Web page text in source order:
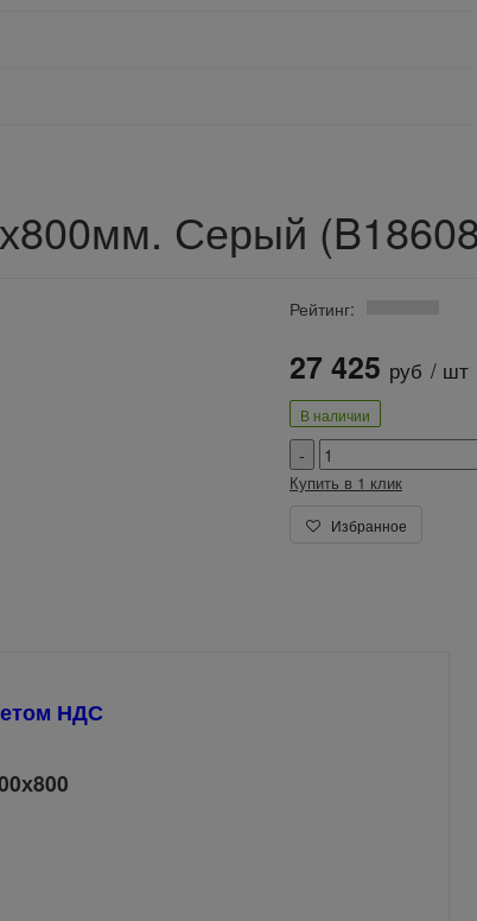
Серый
Рейтинг:
27 425 руб / шт
В наличии
Купить в 1 клик
Избранное
НДС